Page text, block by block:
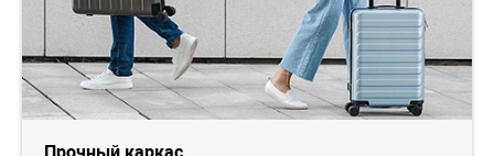
Прочный каркас